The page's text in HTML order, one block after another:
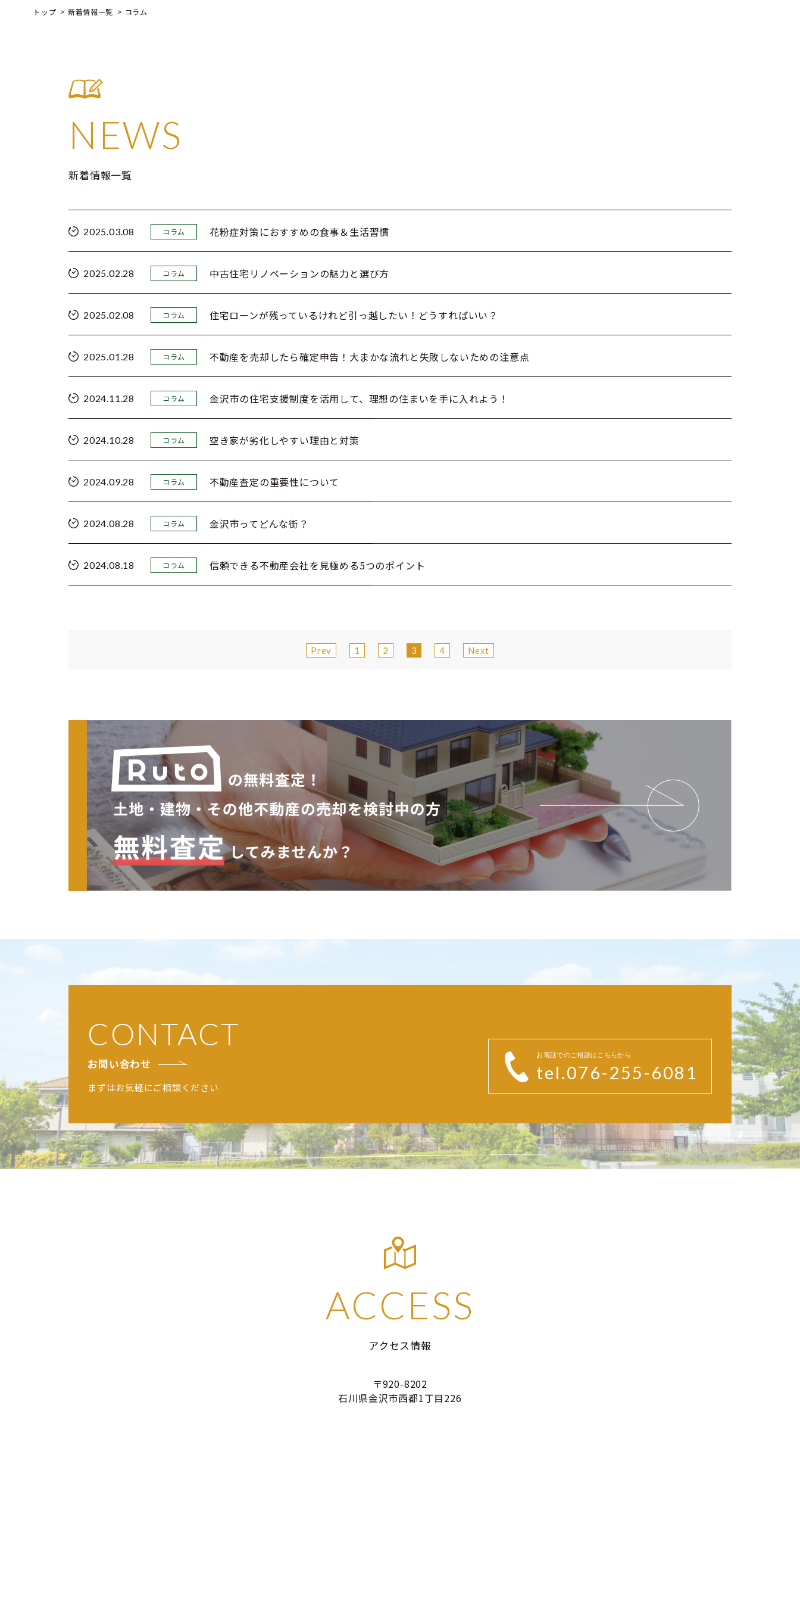
トップ 新着情報一覧 コラム
NEWS
新着情報一覧
2025.03.08 コラム 花粉症対策におすすめの食事＆生活習慣
2025.02.28 コラム 中古住宅リノベーションの魅力と選び方
2025.02.08 コラム 住宅ローンが残っているけれど引っ越したい！どうすればいい？
2025.01.28 コラム 不動産を売却したら確定申告！大まかな流れと失敗しないための注意点
2024.11.28 コラム 金沢市の住宅支援制度を活用して、理想の住まいを手に入れよう！
2024.10.28 コラム 空き家が劣化しやすい理由と対策
2024.09.28 コラム 不動産査定の重要性について
2024.08.28 コラム 金沢市ってどんな街？
2024.08.18 コラム 信頼できる不動産会社を見極める5つのポイント
Prev 1 2 3 4 Next
CONTACT
お問い合わせ
まずはお気軽にご相談ください
お電話でのご相談はこちらから
tel.076-255-6081
ACCESS
アクセス情報
〒920-8202
石川県金沢市西都1丁目226